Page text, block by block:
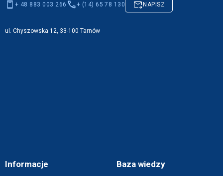
Informacje Baza wiedzy
+ 48 883 003 266 + (14) 65 78 130 NAPISZ
ul. Chyszowska 12, 33-100 Tarnów